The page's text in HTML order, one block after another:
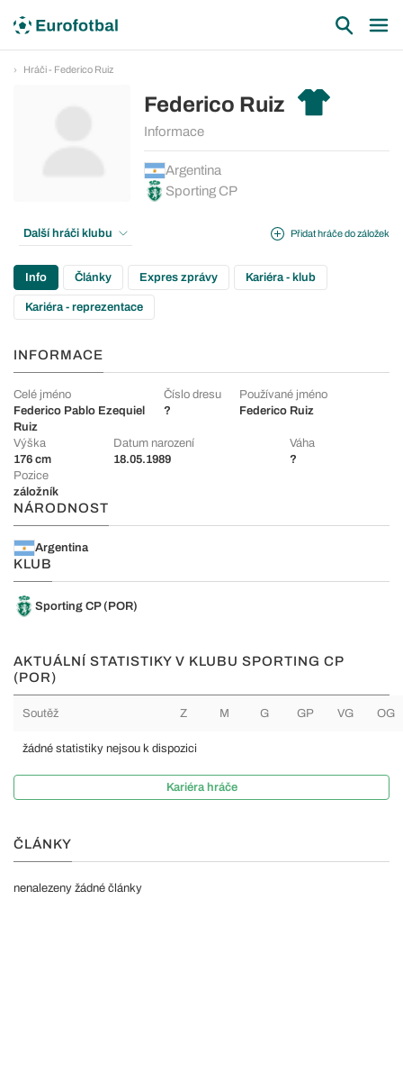
Hráči - Federico Ruiz
Federico Ruiz
Informace
Argentina
Sporting CP
Přidat hráče do záložek
Další hráči klubu
Info Články Expres zprávy Kariéra - klub
Kariéra - reprezentace
INFORMACE
Celé jméno
Federico Pablo Ezequiel
Ruiz
Číslo dresu
?
Používané jméno
Federico Ruiz
Výška
176 cm
Datum narození
18.05.1989
Váha
?
Pozice
záložník
NÁRODNOST
Argentina
KLUB
Sporting CP (POR)
AKTUÁLNÍ STATISTIKY V KLUBU SPORTING CP
(POR)
Soutěž Z M G GP VG OG
žádné statistiky nejsou k dispozici
Kariéra hráče
ČLÁNKY
nenalezeny žádné články